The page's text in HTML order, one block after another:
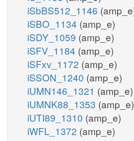
iSbBS512_1146
iSBO_1134 (amp_e)
iSDY_1059 (amp_e)
iSFV_1184 (amp_e)
iSFxv_1172 (amp_e)
iSSON_1240 (amp_e)
iUMN146_1321 (amp_e)
iUMNK88_1353 (amp_e)
iUTI89_1310 (amp_e)
iWFL_1372 (amp_e)